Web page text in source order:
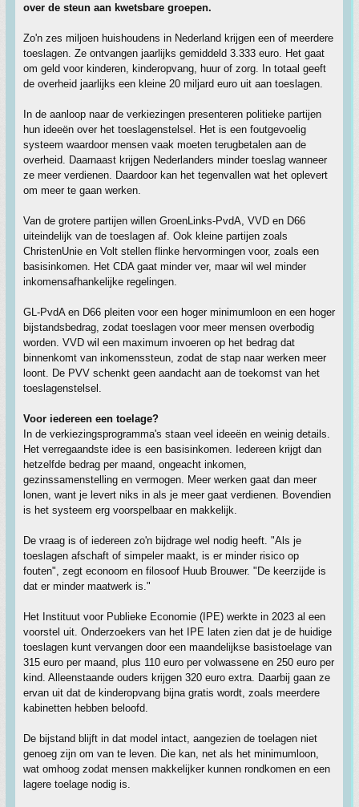
over de steun aan kwetsbare groepen.
Zo'n zes miljoen huishoudens in Nederland krijgen een of meerdere
toeslagen. Ze ontvangen jaarlijks gemiddeld 3.333 euro. Het gaat
om geld voor kinderen, kinderopvang, huur of zorg. In totaal geeft
de overheid jaarlijks een kleine 20 miljard euro uit aan toeslagen.
In de aanloop naar de verkiezingen presenteren politieke partijen
hun ideeën over het toeslagenstelsel. Het is een foutgevoelig
systeem waardoor mensen vaak moeten terugbetalen aan de
overheid. Daarnaast krijgen Nederlanders minder toeslag wanneer
ze meer verdienen. Daardoor kan het tegenvallen wat het oplevert
om meer te gaan werken.
Van de grotere partijen willen GroenLinks-PvdA, VVD en D66
uiteindelijk van de toeslagen af. Ook kleine partijen zoals
ChristenUnie en Volt stellen flinke hervormingen voor, zoals een
basisinkomen. Het CDA gaat minder ver, maar wil wel minder
inkomensafhankelijke regelingen.
GL-PvdA en D66 pleiten voor een hoger minimumloon en een hoger
bijstandsbedrag, zodat toeslagen voor meer mensen overbodig
worden. VVD wil een maximum invoeren op het bedrag dat
binnenkomt van inkomenssteun, zodat de stap naar werken meer
loont. De PVV schenkt geen aandacht aan de toekomst van het
toeslagenstelsel.
Voor iedereen een toelage?
In de verkiezingsprogramma's staan veel ideeën en weinig details.
Het verregaandste idee is een basisinkomen. Iedereen krijgt dan
hetzelfde bedrag per maand, ongeacht inkomen,
gezinssamenstelling en vermogen. Meer werken gaat dan meer
lonen, want je levert niks in als je meer gaat verdienen. Bovendien
is het systeem erg voorspelbaar en makkelijk.
De vraag is of iedereen zo'n bijdrage wel nodig heeft. "Als je
toeslagen afschaft of simpeler maakt, is er minder risico op
fouten", zegt econoom en filosoof Huub Brouwer. "De keerzijde is
dat er minder maatwerk is."
Het Instituut voor Publieke Economie (IPE) werkte in 2023 al een
voorstel uit. Onderzoekers van het IPE laten zien dat je de huidige
toeslagen kunt vervangen door een maandelijkse basistoelage van
315 euro per maand, plus 110 euro per volwassene en 250 euro per
kind. Alleenstaande ouders krijgen 320 euro extra. Daarbij gaan ze
ervan uit dat de kinderopvang bijna gratis wordt, zoals meerdere
kabinetten hebben beloofd.
De bijstand blijft in dat model intact, aangezien de toelagen niet
genoeg zijn om van te leven. Die kan, net als het minimumloon,
wat omhoog zodat mensen makkelijker kunnen rondkomen en een
lagere toelage nodig is.